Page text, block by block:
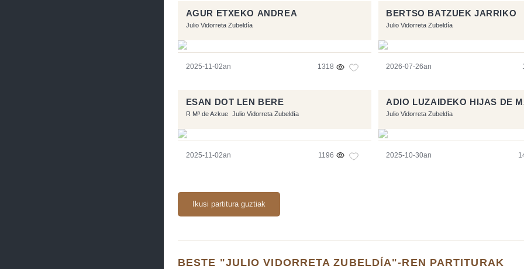
AGUR ETXEKO ANDREA
Julio Vidorreta Zubeldía
2025-11-02an 1318
BERTSO BATZUEK JARRIKO
Julio Vidorreta Zubeldía
2026-07-26an
ESAN DOT LEN BERE
R Mª de Azkue Julio Vidorreta Zubeldía
2025-11-02an 1196
ADIO LUZAIDEKO HIJAS DE
Julio Vidorreta Zubeldía
2025-10-30an
Ikusi partitura guztiak
BESTE "JULIO VIDORRETA ZUBELDÍA"-REN PARTITURAK